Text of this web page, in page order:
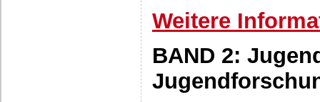
Weitere
BAND 2: